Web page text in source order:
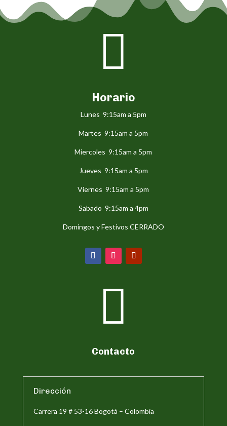

Horario
Lunes 9:15am a 5pm
Martes 9:15am a 5pm
Miercoles 9:15am a 5pm
Jueves 9:15am a 5pm
Viernes 9:15am a 5pm
Sabado 9:15am a 4pm
Domingos y Festivos CERRADO

Contacto
Dirección
Carrera 19 # 53-16 Bogotá – Colombia